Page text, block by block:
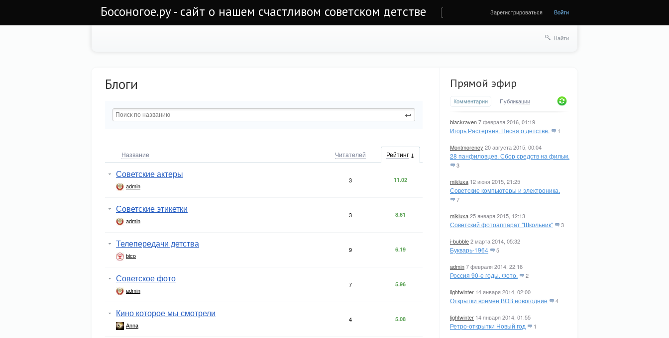
Босоногое.ру - сайт о нашем счастливом советском детстве Зарегистрироваться Войти
Найти
Прямой эфир
Комментарии Публикации
blackraven7 февраля 2016, 01:19
Игорь Растеряев. Песня о детстве. 1
Montmorency 20 августа 2015, 00:04
28 панфиловцев. Сбор средств на фильм.
3
mikluxa 12 июня 2015, 21:25
Советские компьютеры и электроника.
7
mikluxa25 января 2015, 12:13
Советский фотоаппарат "Школьник" 3
i-bubble2 марта 2014, 05:32
Букварь-1964 5
admin7 февраля 2014, 22:16
Россия 90-е годы. Фото. 2
lightwinter 14 января 2014, 02:00
Открытки времен ВОВ новогодние 4
lightwinter 14 января 2014, 01:55
Ретро-открытки Новый год 1
Блоги
Название Читателей Рейтинг
Советские актеры
admin
3 11.02
Советские этикетки
admin
3 8.61
Телепередачи детства
bico
9 6.19
Советское фото
admin
7 5.96
Кино которое мы смотрели
Anna
4 5.08